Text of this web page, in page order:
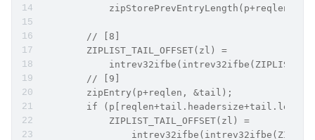
        // [8]
        ZIPLIST_TAIL_OFFSET(zl) =
        // [9]
        zipEntry(p+reqlen, &tail);
if (p[reqlen+tail.headersize+tail.len]
            ZIPLIST_TAIL_OFFSET(zl) =